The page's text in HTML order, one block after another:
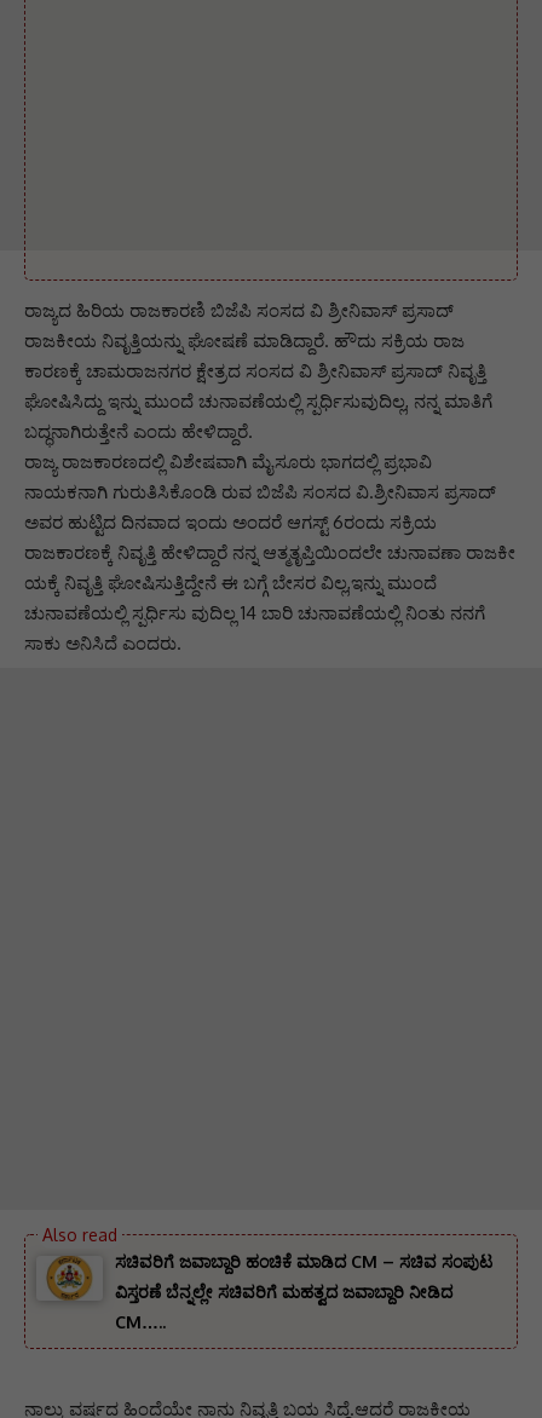
ರಾಜ್ಯದ ಹಿರಿಯ ರಾಜಕಾರಣಿ ಬಿಜೆಪಿ ಸಂಸದ ವಿ ಶ್ರೀನಿವಾಸ್ ಪ್ರಸಾದ್
ರಾಜಕೀಯ ನಿವೃತ್ತಿಯನ್ನು ಘೋಷಣೆ ಮಾಡಿದ್ದಾರೆ. ಹೌದು ಸಕ್ರಿಯ ರಾಜ
ಕಾರಣಕ್ಕೆ ಚಾಮರಾಜನಗರ ಕ್ಷೇತ್ರದ ಸಂಸದ ವಿ ಶ್ರೀನಿವಾಸ್ ಪ್ರಸಾದ್ ನಿವೃತ್ತಿ
ಘೋಷಿಸಿದ್ದು ಇನ್ನು ಮುಂದೆ ಚುನಾವಣೆಯಲ್ಲಿ ಸ್ಪರ್ಧಿಸುವುದಿಲ್ಲ, ನನ್ನ ಮಾತಿಗೆ
ಬದ್ಧನಾಗಿರುತ್ತೇನೆ ಎಂದು ಹೇಳಿದ್ದಾರೆ.
ರಾಜ್ಯ ರಾಜಕಾರಣದಲ್ಲಿ ವಿಶೇಷವಾಗಿ ಮೈಸೂರು ಭಾಗದಲ್ಲಿ ಪ್ರಭಾವಿ
ನಾಯಕನಾಗಿ ಗುರುತಿಸಿಕೊಂಡಿ ರುವ ಬಿಜೆಪಿ ಸಂಸದ ವಿ.ಶ್ರೀನಿವಾಸ ಪ್ರಸಾದ್
ಅವರ ಹುಟ್ಟಿದ ದಿನವಾದ ಇಂದು ಅಂದರೆ ಆಗಸ್ಟ್ 6ರಂದು ಸಕ್ರಿಯ
ರಾಜಕಾರಣಕ್ಕೆ ನಿವೃತ್ತಿ ಹೇಳಿದ್ದಾರೆ ನನ್ನ ಆತ್ಮತೃಪ್ತಿಯಿಂದಲೇ ಚುನಾವಣಾ ರಾಜಕೀ
ಯಕ್ಕೆ ನಿವೃತ್ತಿ ಘೋಷಿಸುತ್ತಿದ್ದೇನೆ ಈ ಬಗ್ಗೆ ಬೇಸರ ವಿಲ್ಲ,ಇನ್ನು ಮುಂದೆ
ಚುನಾವಣೆಯಲ್ಲಿ ಸ್ಪರ್ಧಿಸು ವುದಿಲ್ಲ 14 ಬಾರಿ ಚುನಾವಣೆಯಲ್ಲಿ ನಿಂತು ನನಗೆ
ಸಾಕು ಅನಿಸಿದೆ ಎಂದರು.
ಸಚಿವರಿಗೆ ಜವಾಬ್ದಾರಿ ಹಂಚಿಕೆ ಮಾಡಿದ CM – ಸಚಿವ ಸಂಪುಟ
ವಿಸ್ತರಣೆ ಬೆನ್ನಲ್ಲೇ ಸಚಿವರಿಗೆ ಮಹತ್ವದ ಜವಾಬ್ದಾರಿ ನೀಡಿದ
CM…..
ನಾಲ್ಕು ವರ್ಷದ ಹಿಂದೆಯೇ ನಾನು ನಿವೃತ್ತಿ ಬಯ ಸಿದ್ದೆ.ಆದರೆ ರಾಜಕೀಯ